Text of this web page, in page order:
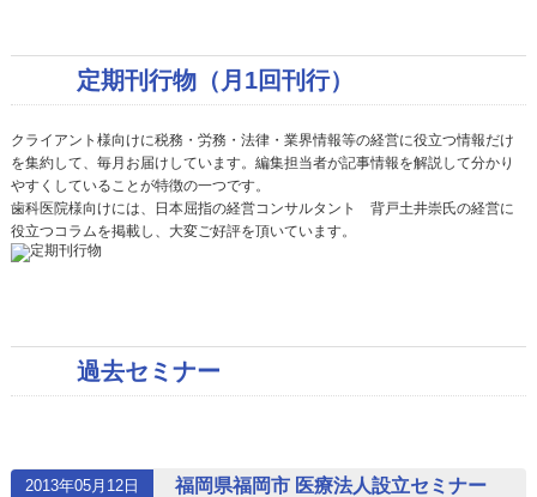
定期刊行物（月1回刊行）
クライアント様向けに税務・労務・法律・業界情報等の経営に役立つ情報だけ
を集約して、毎月お届けしています。編集担当者が記事情報を解説して分かり
やすくしていることが特徴の一つです。
歯科医院様向けには、日本屈指の経営コンサルタント 背戸土井崇氏の経営に
役立つコラムを掲載し、大変ご好評を頂いています。
過去セミナー
2013年05月12日 福岡県福岡市 医療法人設立セミナー